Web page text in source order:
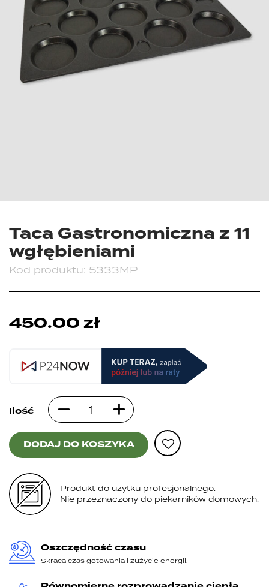
Taca Gastronomiczna z 11
wgłębieniami
Kod produktu: 5333MP
450.00zł
Ilość
DODAJ DO KOSZYKA
Produkt do użytku profesjonalnego.
Nie przeznaczony do piekarników domowych.
Oszczędność czasu
Skraca czas gotowania i zużycie energii.